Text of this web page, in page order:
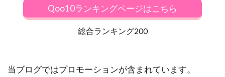
Qoo10ランキングページはこちら
総合ランキング200
当ブログではプロモーションが含まれています。